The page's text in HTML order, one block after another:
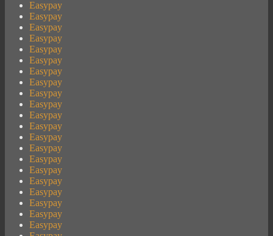
Easypay
Easypay
Easypay
Easypay
Easypay
Easypay
Easypay
Easypay
Easypay
Easypay
Easypay
Easypay
Easypay
Easypay
Easypay
Easypay
Easypay
Easypay
Easypay
Easypay
Easypay